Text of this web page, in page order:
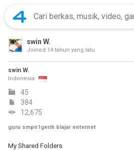
swin W.
Joined 14 tahun yang lalu
swin W.
Indonesia
45
384
12,675
guru smpn1gerih blajar enternet
My Shared Folders